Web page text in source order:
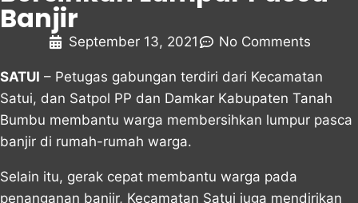
Banjir
September 13, 2021 No Comments
SATUI – Petugas gabungan terdiri dari Kecamatan
Satui, dan Satpol PP dan Damkar Kabupaten Tanah
Bumbu membantu warga membersihkan lumpur pasca
banjir di rumah-rumah warga.
Selain itu, gerak cepat membantu warga pada
penanganan banjir, Kecamatan Satui juga mendirikan